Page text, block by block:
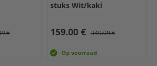
€
stuks Wit/kaki
159.00 € 349.99 €
Op voorraad